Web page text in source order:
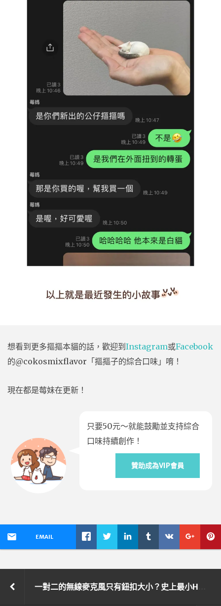
想看到更多摳摳本貓的話，歡迎到 Instagram或Facebook
的@cokosmixflavor「摳摳子的綜合口味」唷！
現在都是莓妹在更新！
只要50元～就能鼓勵並支持綜合
口味持續創作！
贊助成為VIP會員
EMAIL